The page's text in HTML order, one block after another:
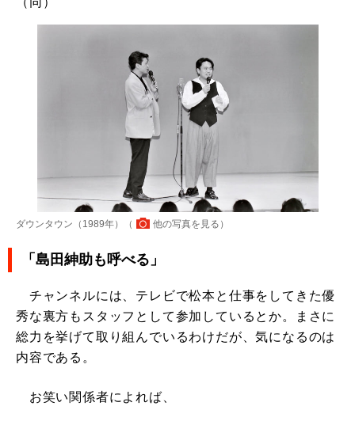
ダウンタウン（1989年）（ 他の写真を見る ）
「島田紳助も呼べる」
チャンネルには、テレビで松本と仕事をしてきた優
秀な裏方もスタッフとして参加しているとか。まさに
総力を挙げて取り組んでいるわけだが、気になるのは
内容である。
お笑い関係者によれば、